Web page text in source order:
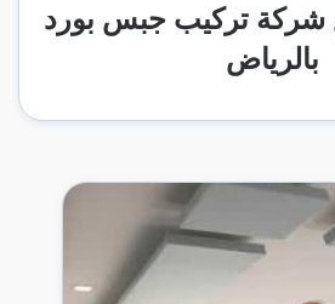
تركيب جبس بورد
بالرياض